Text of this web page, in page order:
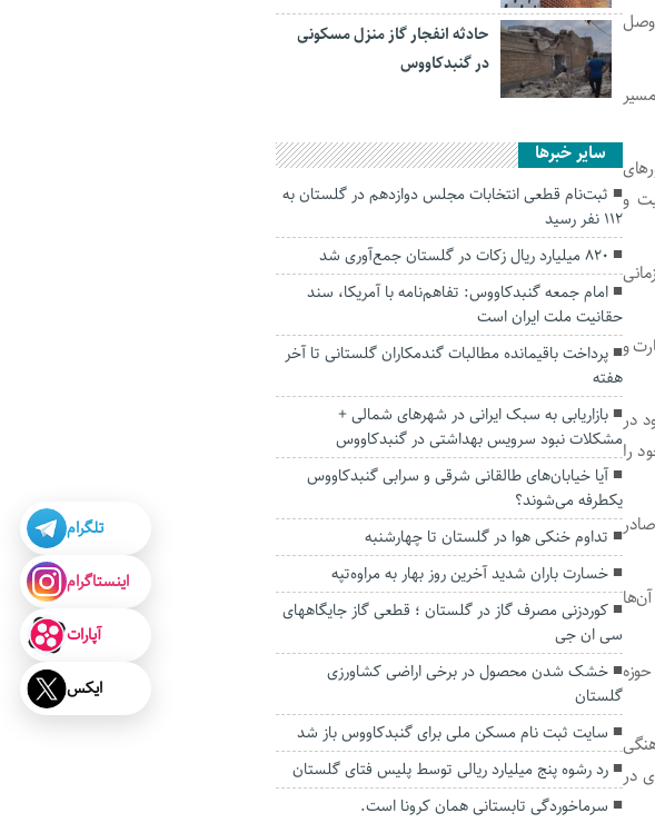
هم وصل
و
و
در
را
در
حادثه انفجار گاز منزل مسکونی
در گنبدکاووس
سایر خبرها
ثبت‌نام قطعی انتخابات مجلس دوازدهم در گلستان به
۱۱۲ نفر رسید
۸۲۰ میلیارد ریال زکات در گلستان جمع‌آوری شد
امام جمعه گنبدکاووس: تفاهم‌نامه با آمریکا، سند
حقانیت ملت ایران است
پرداخت باقیمانده مطالبات گندمکاران گلستانی تا آخر
هفته
بازاریابی به سبک ایرانی در شهرهای شمالی +
مشکلات نبود سرویس بهداشتی در گنبدکاووس
آیا خیابان‌های طالقانی شرقی و سرابی گنبدکاووس
یکطرفه می‌شوند؟
تداوم خنکی هوا در گلستان تا چهارشنبه
خسارت باران شدید آخرین روز بهار به مراوه‌تپه
کوردزنی مصرف گاز در گلستان ؛ قطعی گاز جایگاههای
سی ان جی
خشک شدن محصول در برخی اراضی کشاورزی
گلستان
سایت ثبت نام مسکن ملی برای گنبدکاووس باز شد
رد رشوه پنج میلیارد ریالی توسط پلیس فتای گلستان
سرماخوردگی تابستانی همان کرونا است.
تلگرام
اینستاگرام
آپارات
ایکس